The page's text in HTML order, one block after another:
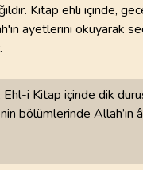
Kitap ehli içinde,
ayetlerini okuyarak
i Kitap içinde dik
bölümlerinde Allah’ın